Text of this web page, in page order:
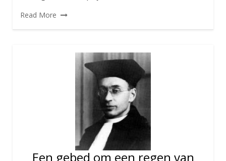
Read More
Een gebed om een regen van